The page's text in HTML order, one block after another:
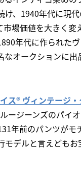
け、1940年代に現
場価値を大きく
年代に作られた
オークションに
ス® ヴィンテージ・
ージーンズのパイ
年前のパンツが
デルと言えどもお